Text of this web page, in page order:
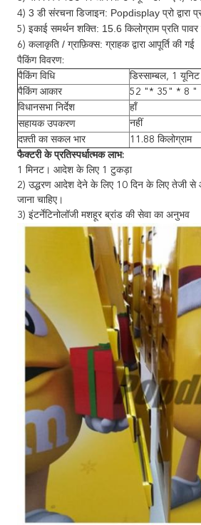
4) 3 डी संरचना डिजाइन: Popdisplay प्रो द्वारा
5) इकाई समर्थन शक्ति: 15.6 किलोग्राम प्रति
6) कलाकृति / ग्राफ़िक्स: ग्राहक द्वारा आपूर्ति की गई
पैकिंग विवरण:
पैकिंग विधि
डिस्साम्बल, 1 यूनिट
पैकिंग आकार
52 "* 35" * 8 "
विधानसभा निर्देश
हाँ
सहायक उपकरण
नहीं
दफ़्ती का सकल भार
11.88 किलोग्राम
फैक्टरी के प्रतिस्पर्धात्मक लाभ:
1 मिनट। आदेश के लिए 1 टुकड़ा
2) उद्धरण आदेश देने के लिए 10 दिन के लिए तेजी से
जाना चाहिए।
3) इंटर्नेटिनोलॉजी मशहूर ब्रांड की सेवा का अनुभव